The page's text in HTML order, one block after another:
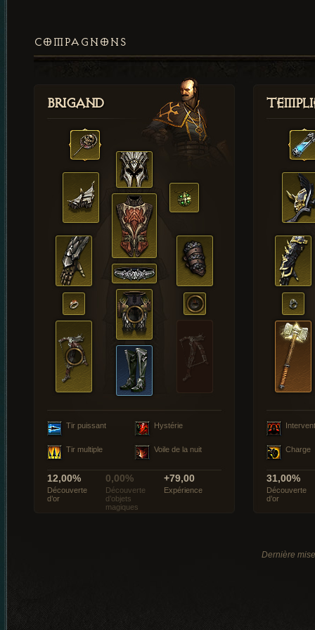
COMPAGNONS
Brigand
Tir puissant Hystérie
Tir multiple Voile de la nuit
12,00%
Découverte
d’or
0,00%
Découverte
d’objets
magiques
+79,00
Expérience
Charge
31,00%
Découverte
d’or
Dernière